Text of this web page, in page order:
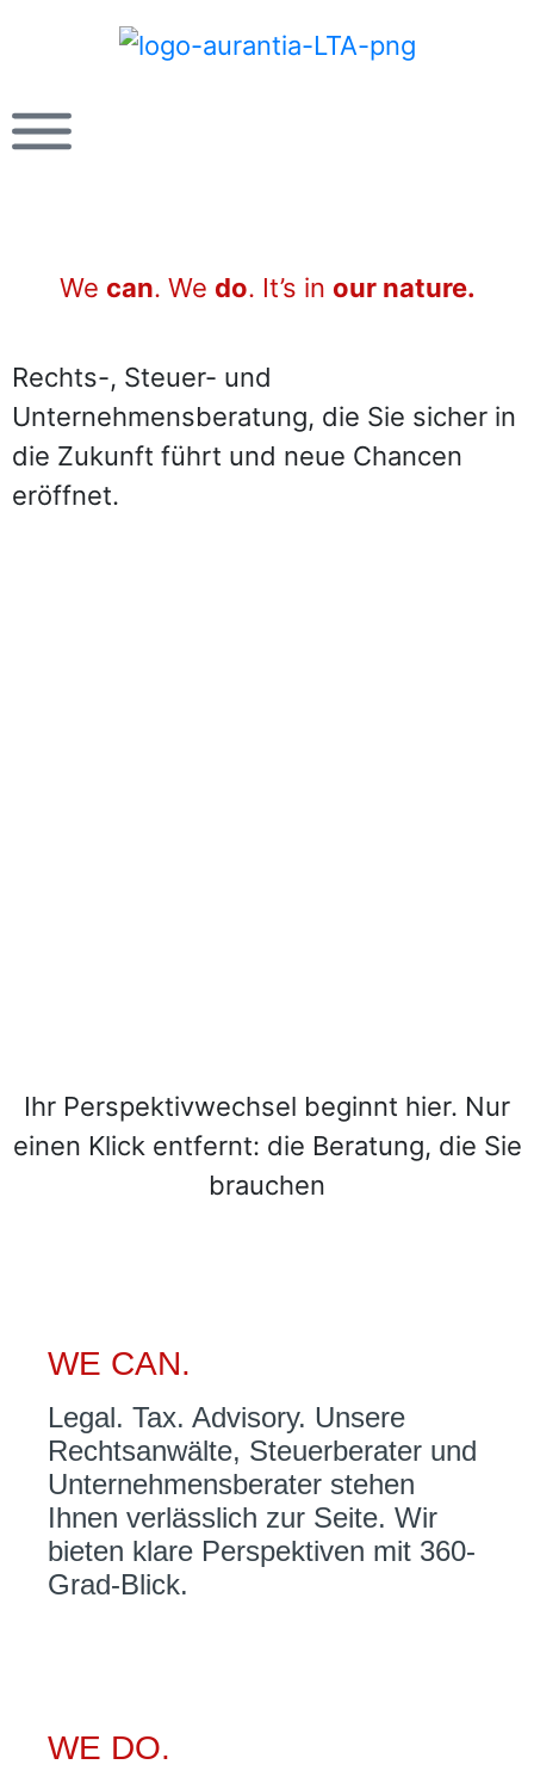
We can. We do. It’s in our nature.
Rechts-, Steuer- und
Unternehmensberatung, die Sie sicher in
die Zukunft führt und neue Chancen
eröffnet.
Ihr Perspektivwechsel beginnt hier. Nur
einen Klick entfernt: die Beratung, die Sie
brauchen
WE CAN.
Legal. Tax. Advisory. Unsere
Rechtsanwälte, Steuerberater und
Unternehmensberater stehen
Ihnen verlässlich zur Seite. Wir
bieten klare Perspektiven mit 360-
Grad-Blick.
WE DO.